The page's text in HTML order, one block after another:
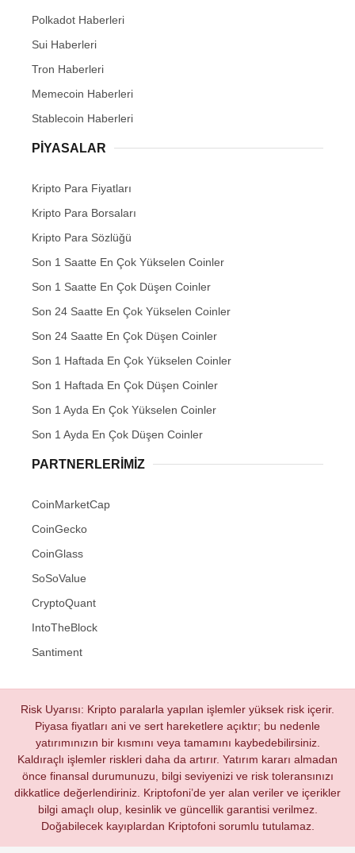
Polkadot Haberleri
Sui Haberleri
Tron Haberleri
Memecoin Haberleri
Stablecoin Haberleri
PIYASALAR
Kripto Para Fiyatları
Kripto Para Borsaları
Kripto Para Sözlüğü
Son 1 Saatte En Çok Yükselen Coinler
Son 1 Saatte En Çok Düşen Coinler
Son 24 Saatte En Çok Yükselen Coinler
Son 24 Saatte En Çok Düşen Coinler
Son 1 Haftada En Çok Yükselen Coinler
Son 1 Haftada En Çok Düşen Coinler
Son 1 Ayda En Çok Yükselen Coinler
Son 1 Ayda En Çok Düşen Coinler
PARTNERLERIMIZ
CoinMarketCap
CoinGecko
CoinGlass
SoSoValue
CryptoQuant
IntoTheBlock
Santiment
Risk Uyarısı: Kripto paralarla yapılan işlemler yüksek risk içerir.
Piyasa fiyatları ani ve sert hareketlere açıktır; bu nedenle
yatırımınızın bir kısmını veya tamamını kaybedebilirsiniz.
Kaldıraçlı işlemler riskleri daha da artırır. Yatırım kararı almadan
önce finansal durumunuzu, bilgi seviyenizi ve risk toleransınızı
dikkatlice değerlendiriniz. Kriptofoni’de yer alan veriler ve içerikler
bilgi amaçlı olup, kesinlik ve güncellik garantisi verilmez.
Doğabilecek kayıplardan Kriptofoni sorumlu tutulamaz.